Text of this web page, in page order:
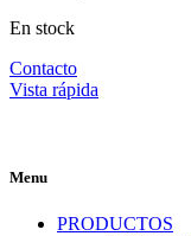
En stock
Contacto
Vista rápida
Menu
PRODUCTOS